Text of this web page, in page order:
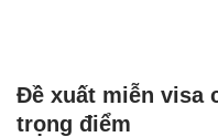
Đề xuất miễn visa
trọng điểm